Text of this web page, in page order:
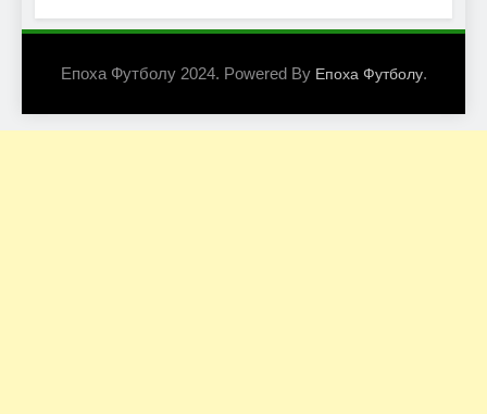
Епоха Футболу 2024. Powered By Епоха Футболу.